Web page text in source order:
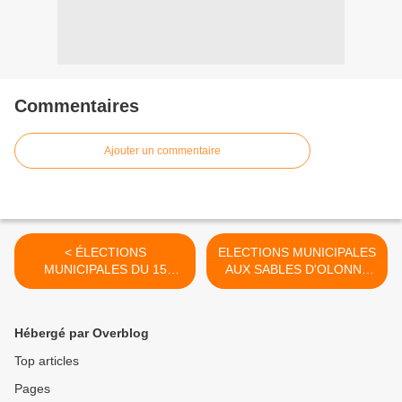
Commentaires
Ajouter un commentaire
< ÉLECTIONS
MUNICIPALES DU 15
MARS 2020
ELECTIONS MUNICIPALES
AUX SABLES D'OLONNE
"VILLE NOUVELLE" AUX 40
Hébergé par Overblog
Top articles
Pages